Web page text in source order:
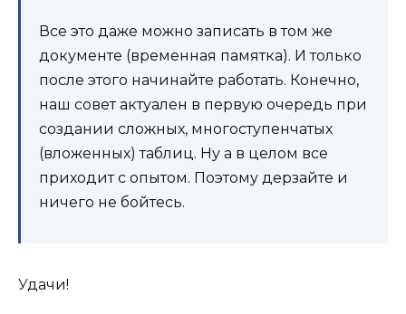
Все это даже можно записать в том же
документе (временная памятка). И только
после этого начинайте работать. Конечно,
наш совет актуален в первую очередь при
создании сложных, многоступенчатых
(вложенных) таблиц. Ну а в целом все
приходит с опытом. Поэтому дерзайте и
ничего не бойтесь.
Удачи!